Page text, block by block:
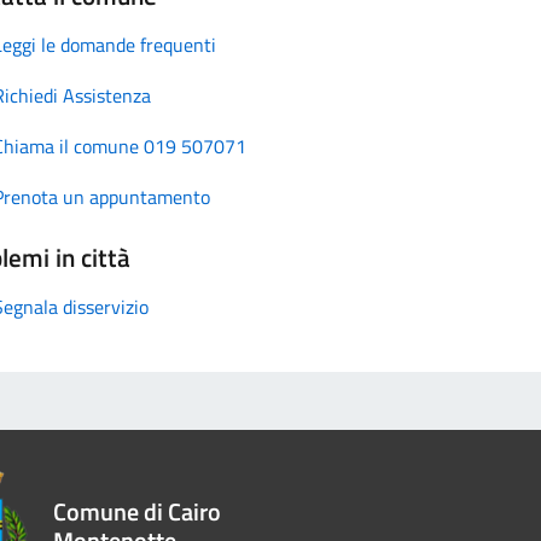
le domande frequenti
Assistenza
il comune 019 507071
un appuntamento
in città
disservizio
Comune di Cairo